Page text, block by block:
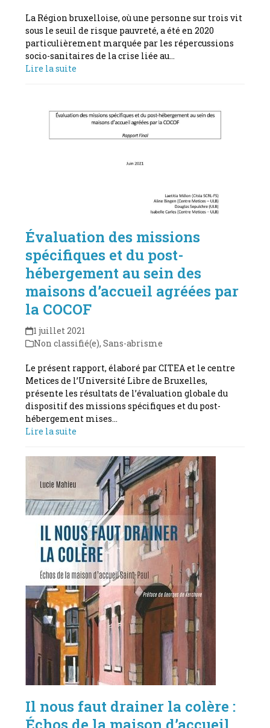
La Région bruxelloise, où une personne sur trois vit
sous le seuil de risque pauvreté, a été en 2020
particulièrement marquée par les répercussions
socio-sanitaires de la crise liée au…
Lire la suite
Évaluation des missions
spécifiques et du post-
hébergement au sein des
maisons d’accueil agréées par
la COCOF
1 juillet 2021
Non classifié(e),Sans-abrisme
Le présent rapport, élaboré par CITEA et le centre
Metices de l’Université Libre de Bruxelles,
présente les résultats de l’évaluation globale du
dispositif des missions spécifiques et du post-
hébergement mises…
Lire la suite
Il nous faut drainer la colère :